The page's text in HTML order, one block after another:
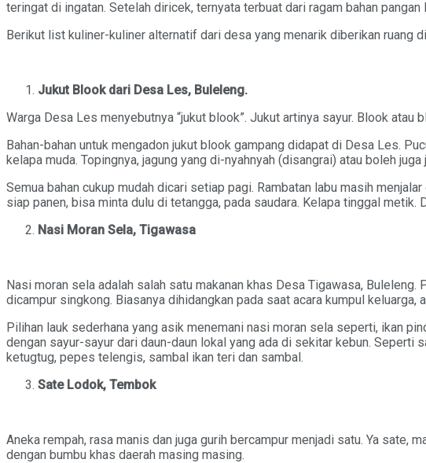
teringat di ingatan. Setelah diricek, ternyata terbuat dari ragam bahan
Berikut list kuliner-kuliner alternatif dari desa yang menarik diberikan ruang
Jukut Blook dari Desa Les, Buleleng.
Warga Desa Les menyebutnya “jukut blook”. Jukut artinya sayur. Blook
Bahan-bahan untuk mengadon jukut blook gampang didapat di Desa Les.
kelapa muda. Topingnya, jagung yang di-nyahnyah (disangrai) atau boleh juga
Semua bahan cukup mudah dicari setiap pagi. Rambatan labu masih
siap panen, bisa minta dulu di tetangga, pada saudara. Kelapa tinggal metik.
Nasi Moran Sela, Tigawasa
Nasi moran sela adalah salah satu makanan khas Desa Tigawasa, Buleleng.
dicampur singkong. Biasanya dihidangkan pada saat acara kumpul keluarga,
Pilihan lauk sederhana yang asik menemani nasi moran sela seperti, ikan
dengan sayur-sayur dari daun-daun lokal yang ada di sekitar kebun. Seperti
ketugtug, pepes telengis, sambal ikan teri dan sambal.
Sate Lodok, Tembok
Aneka rempah, rasa manis dan juga gurih bercampur menjadi satu. Ya
dengan bumbu khas daerah masing masing.